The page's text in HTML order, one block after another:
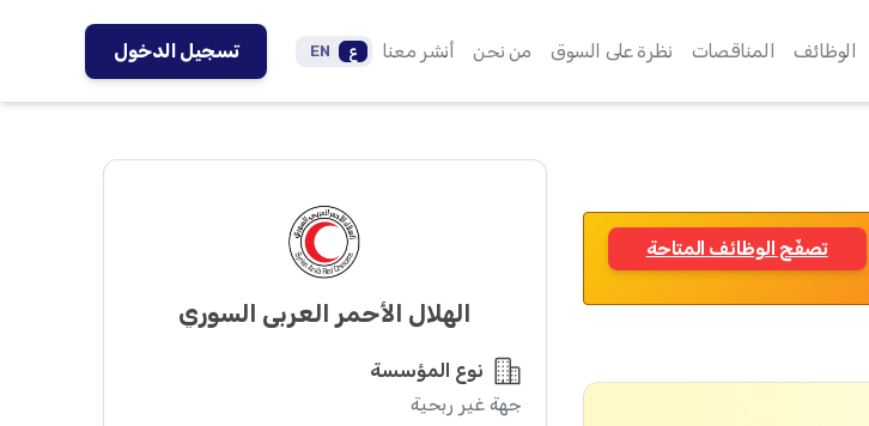
الوظائف المناقصات نظرة على السوق من نحن أنشر معنا ع EN تسجيل الدخول
تصفّح الوظائف المتاحة
الهلال الأحمر العربي السوري
نوع المؤسسة
جهة غير ربحية